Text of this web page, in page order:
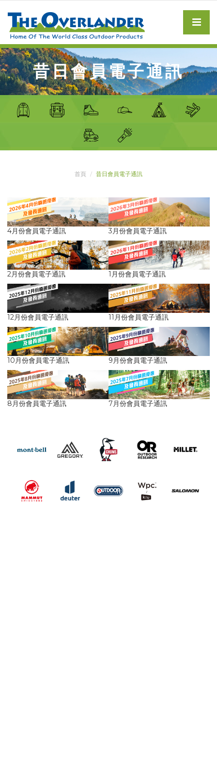
昔日會員電子通訊
首頁 昔日會員電子通訊
4月份會員電子通訊 3月份會員電子通訊
2月份會員電子通訊 1月份會員電子通訊
12月份會員電子通訊 11月份會員電子通訊
10月份會員電子通訊 9月份會員電子通訊
8月份會員電子通訊 7月份會員電子通訊